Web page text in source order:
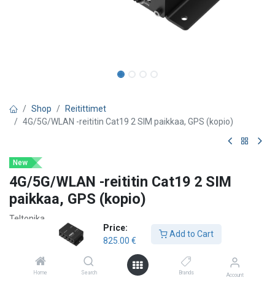
Price:
825.00 €
Add to Cart
Home Search Brands Account
Shop
Reitittimet
4G/5G/WLAN -reititin Cat19 2 SIM paikkaa, GPS (kopio)
New
4G/5G/WLAN -reititin Cat19 2 SIM
paikkaa, GPS (kopio)
Teltonika
M12-LIITTIMET
4 × M12 X-koodattua Gigabit Ethernet -
porttia, 1 × M12 A-koodattu virtaliitäntä
5GErittäin nopea mobiiliyhteys jopa 3,4 Gbps nopeudella
KAKSOIS-SIM & eSIM™
Automaattinen varayhteys,